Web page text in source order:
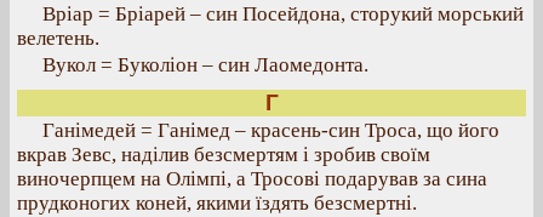
Вріар = Бріарей – син Посейдона, сторукий морський
велетень.
Вукол = Буколіон – син Лаомедонта.
Г
Ганімедей = Ганімед – красень-син Троса, що його
вкрав Зевс, наділив безсмертям і зробив своїм
виночерпцем на Олімпі, а Тросові подарував за сина
прудконогих коней, якими їздять безсмертні.